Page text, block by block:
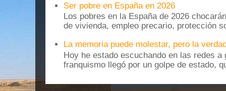
Ser pobre en España en 2026
Los pobres en la España de 2026
de vivienda, empleo precario, protección
La memoria puede molestar, pero la
Hoy he estado escuchando en las redes a
franquismo llegó por un golpe de estado,